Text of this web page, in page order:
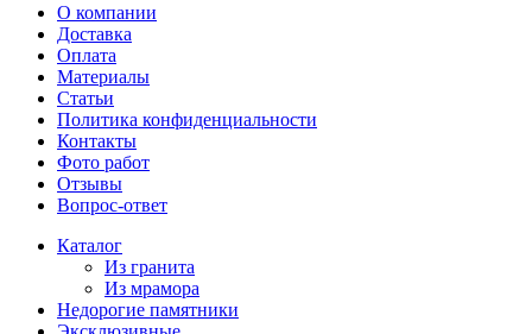
О компании
Доставка
Оплата
Материалы
Статьи
Политика конфиденциальности
Контакты
Фото работ
Отзывы
Вопрос-ответ
Каталог
Из гранита
Из мрамора
Недорогие памятники